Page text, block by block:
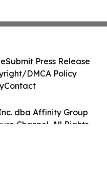
dba Affinity Group
Channel. All Rights
Submit Press Release
DMCA Policy
Contact